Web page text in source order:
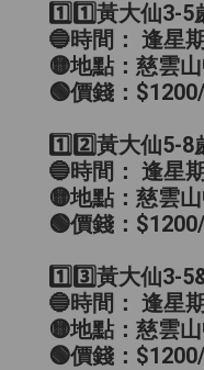
1️⃣1️⃣黃大仙3-
🔵時間： 逢星
🟡地點：慈雲
🟢價錢：
1️⃣2️⃣黃大仙5-
🔵時間： 逢星
🟡地點：慈雲
🟢價錢：
1️⃣3️⃣黃大仙3-
🔵時間： 逢星
🟡地點：慈雲
🟢價錢：